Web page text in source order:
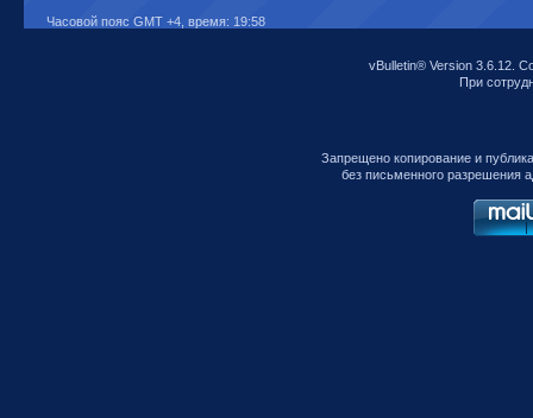
Часовой пояс GMT +4, время: 19:58
vBulletin® Version 3.6.12.
При
Запрещено копирование и
без письменного разрешения